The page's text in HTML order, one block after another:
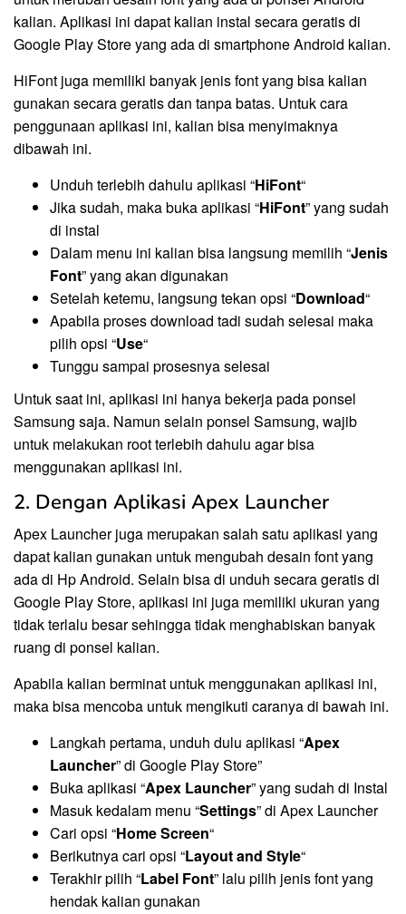
kalian. Aplikasi ini dapat kalian instal secara geratis di
Google Play Store yang ada di smartphone Android kalian.
HiFont juga memiliki banyak jenis font yang bisa kalian
gunakan secara geratis dan tanpa batas. Untuk cara
penggunaan aplikasi ini, kalian bisa menyimaknya
dibawah ini.
Unduh terlebih dahulu aplikasi “HiFont“
Jika sudah, maka buka aplikasi “HiFont” yang sudah
di instal
Dalam menu ini kalian bisa langsung memilih “Jenis
Font” yang akan digunakan
Setelah ketemu, langsung tekan opsi “Download“
Apabila proses download tadi sudah selesai maka
pilih opsi “Use“
Tunggu sampai prosesnya selesai
Untuk saat ini, aplikasi ini hanya bekerja pada ponsel
Samsung saja. Namun selain ponsel Samsung, wajib
untuk melakukan root terlebih dahulu agar bisa
menggunakan aplikasi ini.
2. Dengan Aplikasi Apex Launcher
Apex Launcher juga merupakan salah satu aplikasi yang
dapat kalian gunakan untuk mengubah desain font yang
ada di Hp Android. Selain bisa di unduh secara geratis di
Google Play Store, aplikasi ini juga memiliki ukuran yang
tidak terlalu besar sehingga tidak menghabiskan banyak
ruang di ponsel kalian.
Apabila kalian berminat untuk menggunakan aplikasi ini,
maka bisa mencoba untuk mengikuti caranya di bawah ini.
Langkah pertama, unduh dulu aplikasi “Apex
Launcher” di Google Play Store”
Buka aplikasi “Apex Launcher” yang sudah di Instal
Masuk kedalam menu “Settings” di Apex Launcher
Cari opsi “Home Screen“
Berikutnya cari opsi “Layout and Style“
Terakhir pilih “Label Font” lalu pilih jenis font yang
hendak kalian gunakan